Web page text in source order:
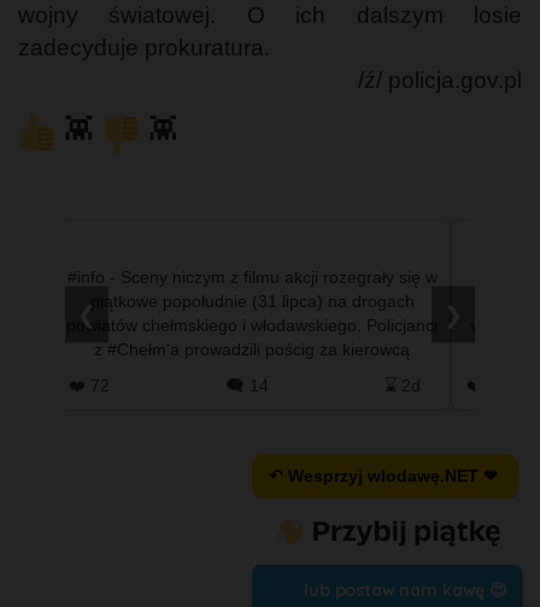
wojny światowej. O ich dalszym losie
zadecyduje prokuratura.
/ź/ policja.gov.pl
👾 👾
#info - Sceny niczym z filmu akcji rozegrały się w
piątkowe popołudnie (31 lipca) na drogach
powiatów chełmskiego i włodawskiego. Policjanci
z #Chełm'a prowadzili pościg za kierowcą
❤️ 72 🗨️ 14 ⌛ 2d ❤️ 0
❯
↶ Wesprzyj wlodawę.NET ❤
lub postaw nam kawę 😍